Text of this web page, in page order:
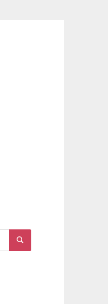
Search